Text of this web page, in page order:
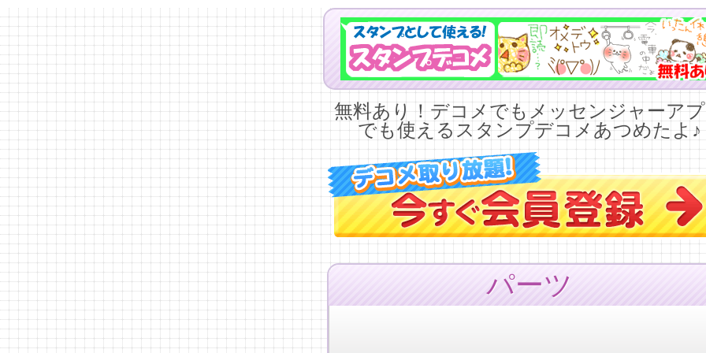
無料あり！デコメでもメッセンジャーア
でも使えるスタンプデコメあつめたよ♪
パーツ